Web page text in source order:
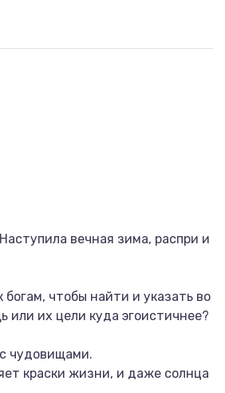
вечная зима, распри и
чтобы найти и указать во
их цели куда эгоистичнее?
чудовищами.
краски жизни, и даже солнца